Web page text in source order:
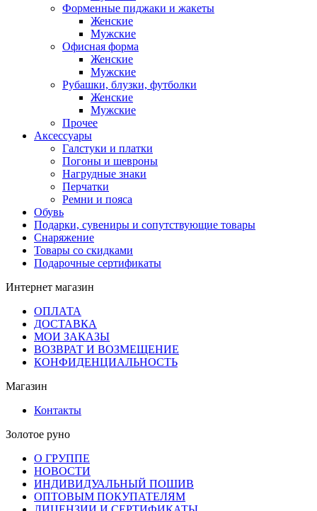
Форменные пиджаки и жакеты
Женские
Мужские
Офисная форма
Женские
Мужские
Рубашки, блузки, футболки
Женские
Мужские
Прочее
Аксессуары
Галстуки и платки
Погоны и шевроны
Нагрудные знаки
Перчатки
Ремни и пояса
Обувь
Подарки, сувениры и сопутствующие товары
Снаряжение
Товары со скидками
Подарочные сертификаты
Интернет магазин
ОПЛАТА
ДОСТАВКА
МОИ ЗАКАЗЫ
ВОЗВРАТ И ВОЗМЕЩЕНИЕ
КОНФИДЕНЦИАЛЬНОСТЬ
Магазин
Контакты
Золотое руно
О ГРУППЕ
НОВОСТИ
ИНДИВИДУАЛЬНЫЙ ПОШИВ
ОПТОВЫМ ПОКУПАТЕЛЯМ